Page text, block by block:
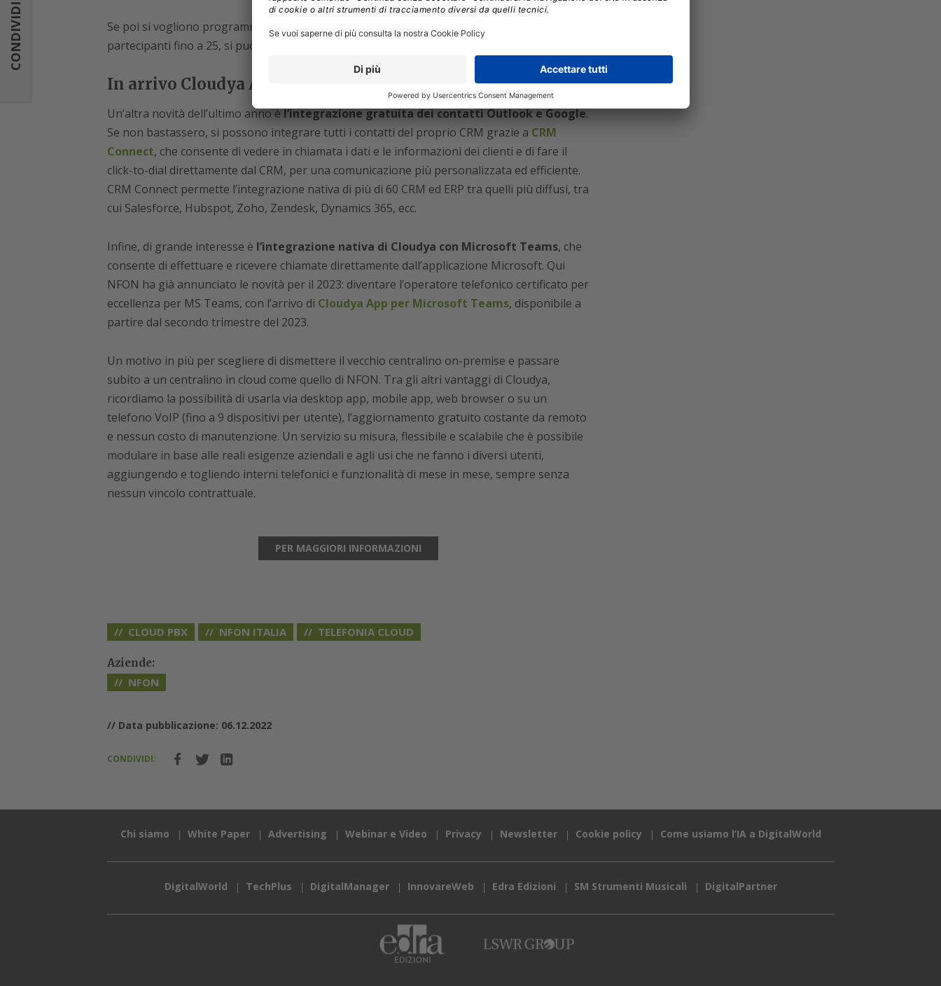
Se poi si vogliono programmare le riunioni in anticipo, anche via outlook, e alzare il limite di
partecipanti fino a 25, si può attivare l’opzione
In arrivo Cloudya App per Microsoft Teams
Un’altra novità dell’ultimo anno èl’integrazione gratuita dei contatti Outlook e Google.
Se non bastassero, si possono integrare tutti i contatti del proprio CRM grazie a CRM
Connect, che consente di vedere in chiamata i dati e le informazioni dei clienti e di fare il
click-to-dial direttamente dal CRM, per una comunicazione più personalizzata ed efficiente.
CRM Connect permette l’integrazione nativa di più di 60 CRM ed ERP tra quelli più diffusi, tra
cui Salesforce, Hubspot, Zoho, Zendesk, Dynamics 365, ecc.
Infine, di grande interesse è l’integrazione nativa di Cloudya con Microsoft Teams, che
consente di effettuare e ricevere chiamate direttamente dall’applicazione Microsoft. Qui
NFON ha già annunciato le novità per il 2023: diventare l’operatore telefonico certificato per
eccellenza per MS Teams, con l’arrivo di Cloudya App per Microsoft Teams, disponibile a
partire dal secondo trimestre del 2023.
Un motivo in più per scegliere di dismettere il vecchio centralino on-premise e passare
subito a un centralino in cloud come quello di NFON. Tra gli altri vantaggi di Cloudya,
ricordiamo la possibilità di usarla via desktop app, mobile app, web browser o su un
telefono VoIP (fino a 9 dispositivi per utente), l’aggiornamento gratuito costante da remoto
e nessun costo di manutenzione. Un servizio su misura, flessibile e scalabile che è possibile
modulare in base alle reali esigenze aziendali e agli usi che ne fanno i diversi utenti,
aggiungendo e togliendo interni telefonici e funzionalità di mese in mese, sempre senza
nessun vincolo contrattuale.
PER MAGGIORI INFORMAZIONI
CLOUD PBX NFON ITALIA TELEFONIA CLOUD
Aziende:
NFON
// Data pubblicazione: 06.12.2022
CONDIVIDI
CONDIVIDI:
Chi siamo White Paper Advertising Webinar e Video Privacy Newsletter Cookie policy Come usiamo l’IA a DigitalWorld
DigitalWorld TechPlus DigitalManager InnovareWeb Edra Edizioni SM Strumenti Musicali DigitalPartner